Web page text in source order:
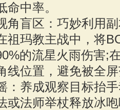
中率。
盲区：巧妙利用副
祖玛教主战中，将
的流星火雨伤害;
线位置，避免被全
养成观察目标抬手
或法师举杖释放冰